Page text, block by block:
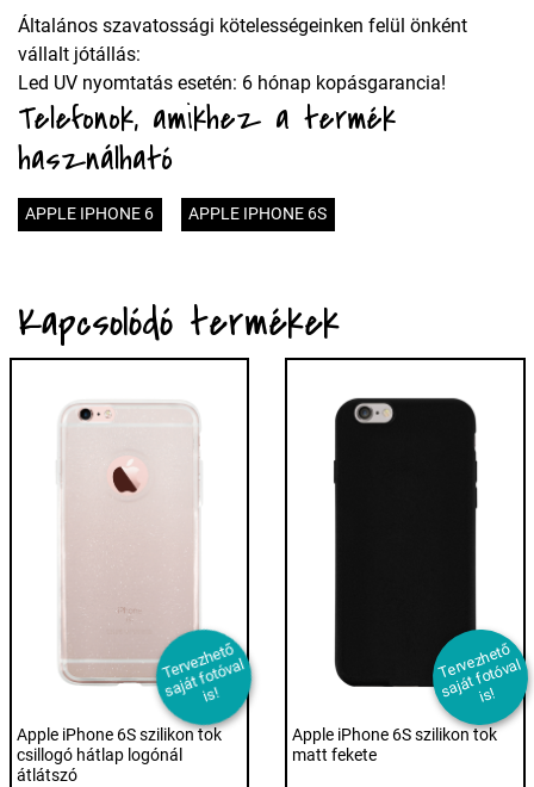
Általános szavatossági kötelességeinken felül önként
vállalt jótállás:
Led UV nyomtatás esetén: 6 hónap kopásgarancia!
Telefonok, amikhez a termék
használható
APPLE IPHONE 6 APPLE IPHONE 6S
Kapcsolódó termékek
T
er
v
e
z
h
et
ő
s
aj
át f
ot
ó
v
al
i
s!
Apple iPhone 6S szilikon tok
csillogó hátlap logónál
átlátszó
T
er
v
e
z
h
et
ő
s
aj
át f
ot
ó
v
al
i
s!
Apple iPhone 6S szilikon tok
matt fekete